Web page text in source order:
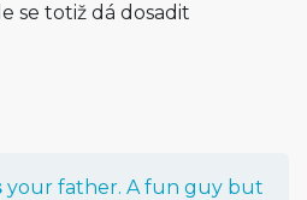
se totiž dá dosadit
your father. A fun guy but